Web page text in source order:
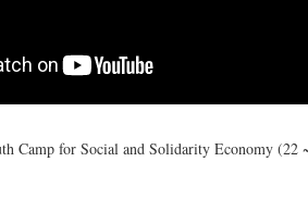
Camp for Social and Solidarity Economy (22